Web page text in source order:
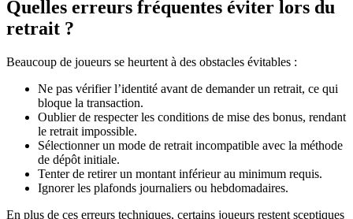
Quelles erreurs fréquentes éviter lors du
retrait ?
Beaucoup de joueurs se heurtent à des obstacles évitables :
Ne pas vérifier l’identité avant de demander un retrait, ce qui
bloque la transaction.
Oublier de respecter les conditions de mise des bonus, rendant
le retrait impossible.
Sélectionner un mode de retrait incompatible avec la méthode
de dépôt initiale.
Tenter de retirer un montant inférieur au minimum requis.
Ignorer les plafonds journaliers ou hebdomadaires.
En plus de ces erreurs techniques, certains joueurs restent sceptiques